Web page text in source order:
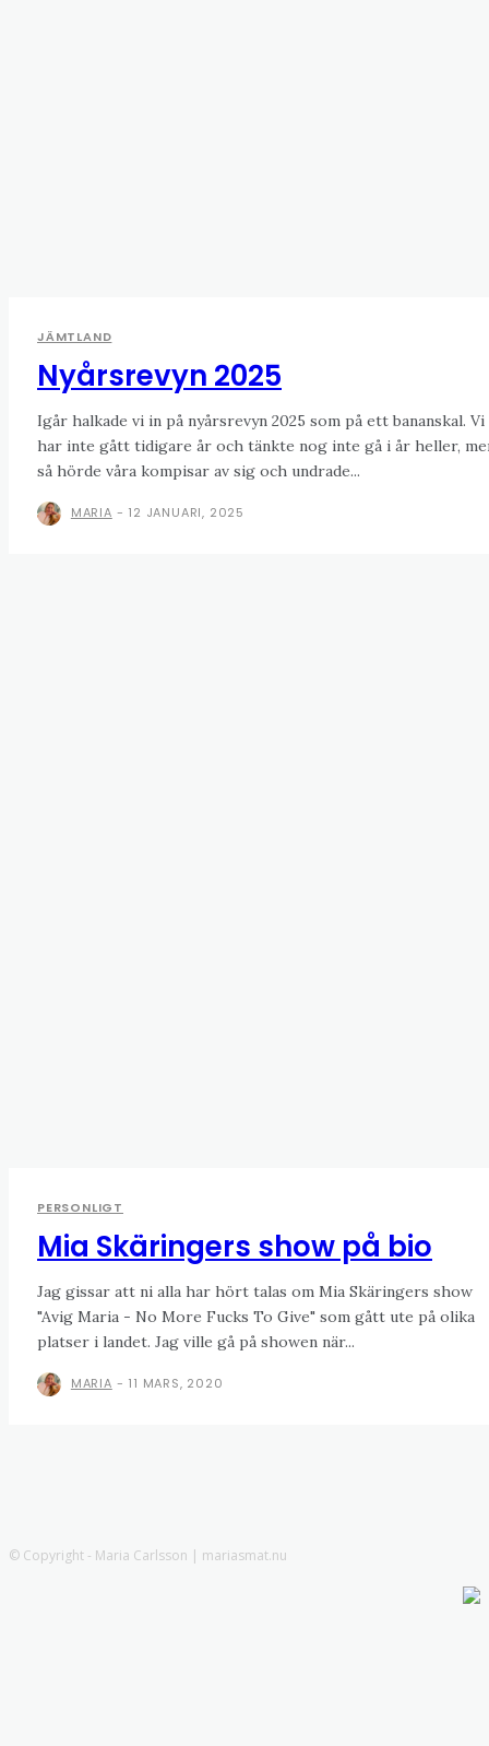
JÄMTLAND
Nyårsrevyn 2025
Igår halkade vi in på nyårsrevyn 2025 som på ett bananskal. Vi
har inte gått tidigare år och tänkte nog inte gå i år heller,
så hörde våra kompisar av sig och undrade...
MARIA - 12 JANUARI, 2025
PERSONLIGT
Mia Skäringers show på bio
Jag gissar att ni alla har hört talas om Mia Skäringers show
"Avig Maria - No More Fucks To Give" som gått ute på olika
platser i landet. Jag ville gå på showen när...
MARIA - 11 MARS, 2020
© Copyright - Maria Carlsson | mariasmat.nu